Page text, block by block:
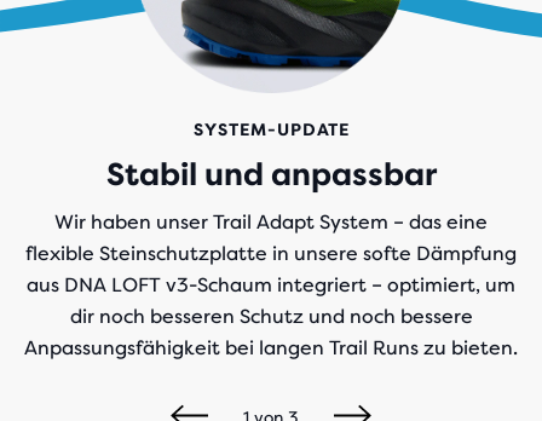
SYSTEM-UPDATE
Stabil und anpassbar
Wir haben unser Trail Adapt System – das eine
flexible Steinschutzplatte in unsere softe Dämpfung
aus DNA LOFT v3-Schaum integriert – optimiert, um
dir noch besseren Schutz und noch bessere
Anpassungsfähigkeit bei langen Trail Runs zu bieten.